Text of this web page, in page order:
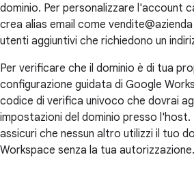
dominio. Per personalizzare l'account
crea alias email come
utenti aggiuntivi che richiedono un
Per verificare che il dominio è di tua
configurazione guidata di Google
codice di verifica univoco che dovrai
impostazioni del dominio presso
assicuri che nessun altro utilizzi il tuo
Workspace senza la tua autorizzazione.